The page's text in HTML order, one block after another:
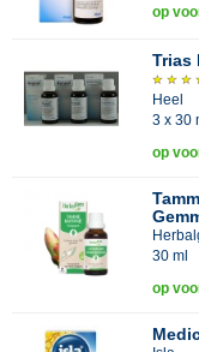
op
Trias
Heel
3 x 30
op
30 ml
op